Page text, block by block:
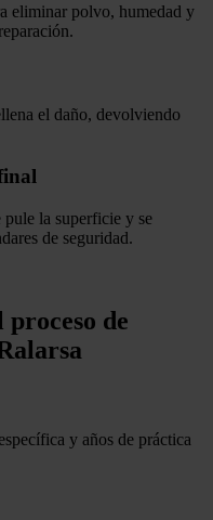
eliminar polvo, humedad y
el daño, devolviendo
la superficie y se
de seguridad.
de
y años de práctica